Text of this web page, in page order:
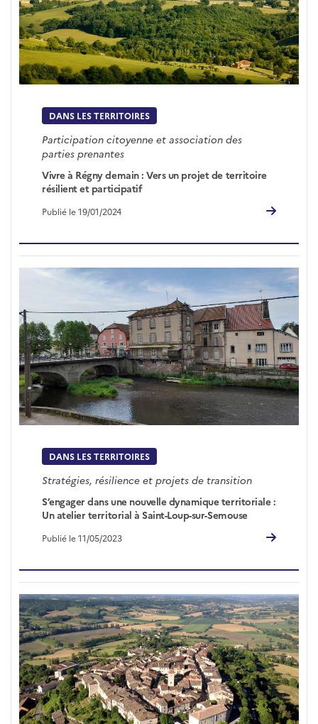
DANS LES TERRITOIRES
Participation citoyenne et association des
parties prenantes
Vivre à Régny demain : Vers un projet de territoire
résilient et participatif
Publié le 19/01/2024
DANS LES TERRITOIRES
Stratégies, résilience et projets de transition
S’engager dans une nouvelle dynamique territoriale :
Un atelier territorial à Saint-Loup-sur-Semouse
Publié le 11/05/2023